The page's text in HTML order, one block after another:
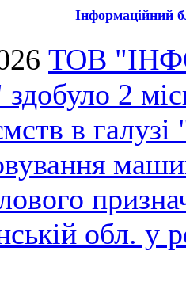
Інформаційний
ТОВ
2
в
обл. у